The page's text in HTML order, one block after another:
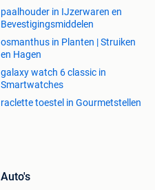
paalhouder in IJzerwaren en
Bevestigingsmiddelen
osmanthus in Planten | Struiken
en Hagen
galaxy watch 6 classic in
Smartwatches
raclette toestel in Gourmetstellen
Auto's